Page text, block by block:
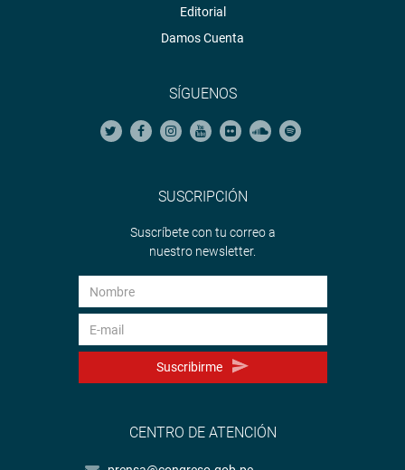
Editorial
Damos Cuenta
SÍGUENOS
SUSCRIPCIÓN
Suscríbete con tu correo a
nuestro newsletter.
Suscribirme
CENTRO DE ATENCIÓN